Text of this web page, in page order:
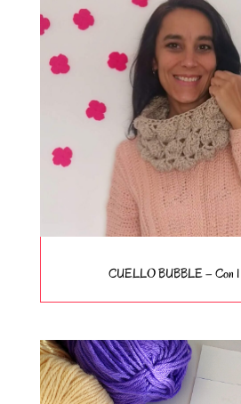
CUELLO BUBBLE – Con 1